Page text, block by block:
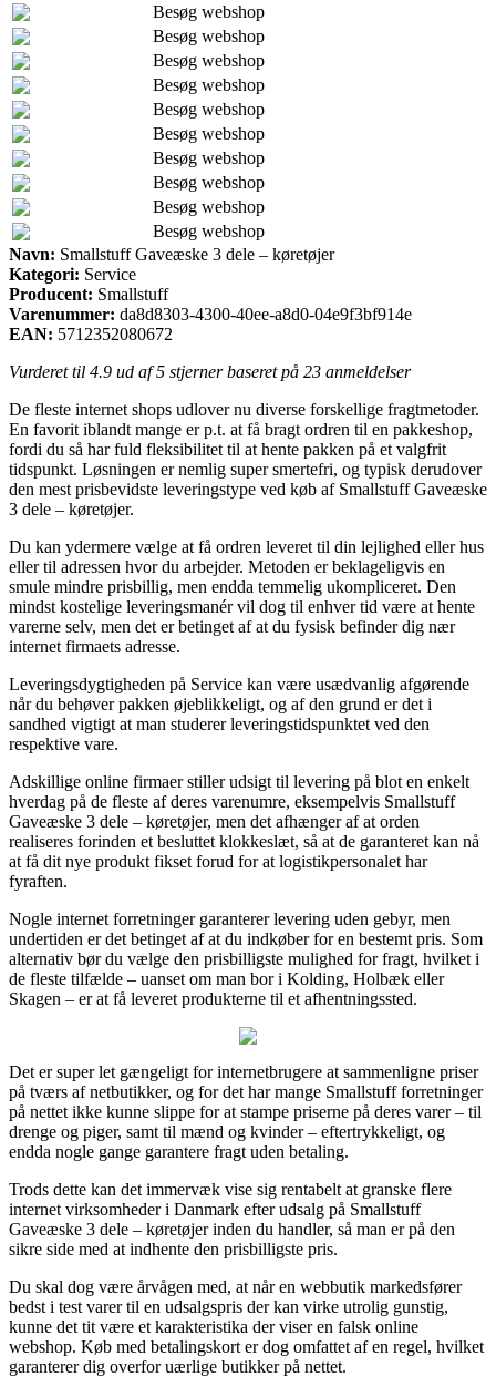
Besøg webshop
Besøg webshop
Besøg webshop
Besøg webshop
Besøg webshop
Besøg webshop
Besøg webshop
Besøg webshop
Besøg webshop
Besøg webshop
Navn: Smallstuff Gaveæske 3 dele – køretøjer
Kategori: Service
Producent: Smallstuff
Varenummer: da8d8303-4300-40ee-a8d0-04e9f3bf914e
EAN: 5712352080672
Vurderet til 4.9 ud af 5 stjerner baseret på 23 anmeldelser
De fleste internet shops udlover nu diverse forskellige fragtmetoder.
En favorit iblandt mange er p.t. at få bragt ordren til en pakkeshop,
fordi du så har fuld fleksibilitet til at hente pakken på et valgfrit
tidspunkt. Løsningen er nemlig super smertefri, og typisk derudover
den mest prisbevidste leveringstype ved køb af Smallstuff Gaveæske
3 dele – køretøjer.
Du kan ydermere vælge at få ordren leveret til din lejlighed eller hus
eller til adressen hvor du arbejder. Metoden er beklageligvis en
smule mindre prisbillig, men endda temmelig ukompliceret. Den
mindst kostelige leveringsmanér vil dog til enhver tid være at hente
varerne selv, men det er betinget af at du fysisk befinder dig nær
internet firmaets adresse.
Leveringsdygtigheden på Service kan være usædvanlig afgørende
når du behøver pakken øjeblikkeligt, og af den grund er det i
sandhed vigtigt at man studerer leveringstidspunktet ved den
respektive vare.
Adskillige online firmaer stiller udsigt til levering på blot en enkelt
hverdag på de fleste af deres varenumre, eksempelvis Smallstuff
Gaveæske 3 dele – køretøjer, men det afhænger af at orden
realiseres forinden et besluttet klokkeslæt, så at de garanteret kan nå
at få dit nye produkt fikset forud for at logistikpersonalet har
fyraften.
Nogle internet forretninger garanterer levering uden gebyr, men
undertiden er det betinget af at du indkøber for en bestemt pris. Som
alternativ bør du vælge den prisbilligste mulighed for fragt, hvilket i
de fleste tilfælde – uanset om man bor i Kolding, Holbæk eller
Skagen – er at få leveret produkterne til et afhentningssted.
Det er super let gængeligt for internetbrugere at sammenligne priser
på tværs af netbutikker, og for det har mange Smallstuff forretninger
på nettet ikke kunne slippe for at stampe priserne på deres varer – til
drenge og piger, samt til mænd og kvinder – eftertrykkeligt, og
endda nogle gange garantere fragt uden betaling.
Trods dette kan det immervæk vise sig rentabelt at granske flere
internet virksomheder i Danmark efter udsalg på Smallstuff
Gaveæske 3 dele – køretøjer inden du handler, så man er på den
sikre side med at indhente den prisbilligste pris.
Du skal dog være årvågen med, at når en webbutik markedsfører
bedst i test varer til en udsalgspris der kan virke utrolig gunstig,
kunne det tit være et karakteristika der viser en falsk online
webshop. Køb med betalingskort er dog omfattet af en regel, hvilket
garanterer dig overfor uærlige butikker på nettet.